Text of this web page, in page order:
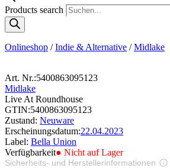
Products search
Onlineshop /Indie & Alternative /Midlake
Art. Nr.:5400863095123
Midlake
Live At Roundhouse
GTIN:5400863095123
Zustand: Neuware
Erscheinungsdatum:22.04.2023
Label: Bella Union
Verfügbarkeit● Nicht auf Lager
Sicherheits- und Herstellerinformationen